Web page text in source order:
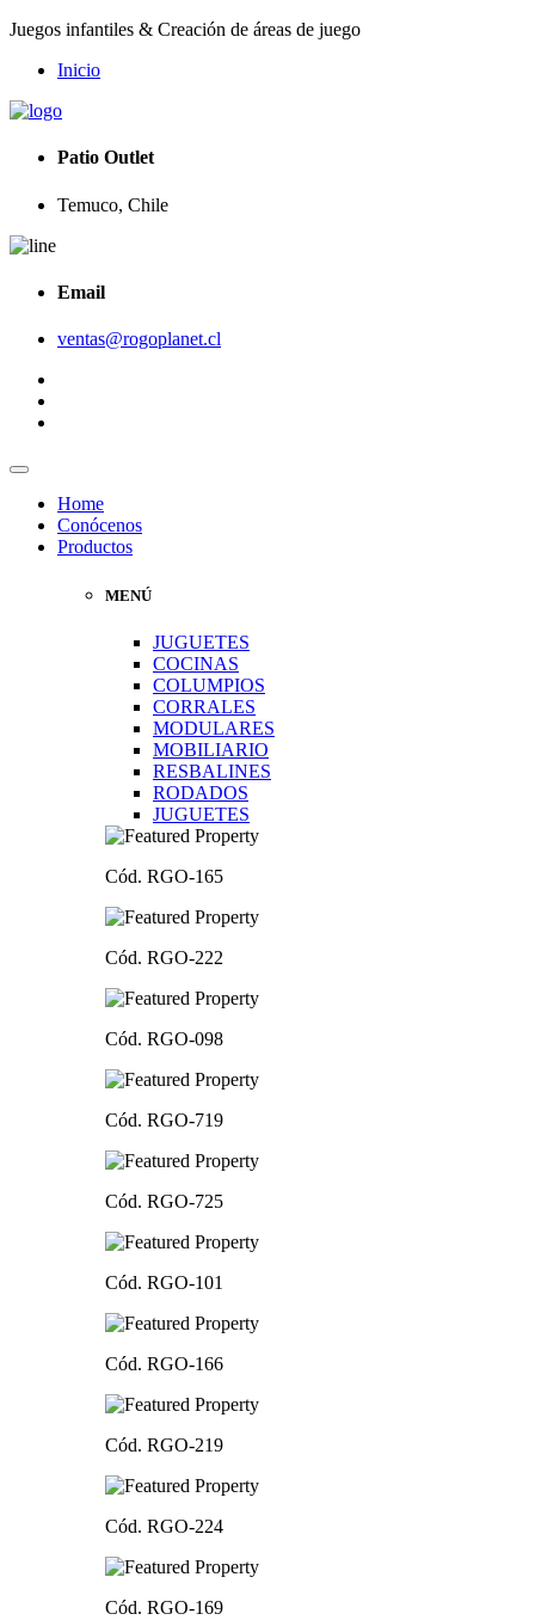
Juegos infantiles & Creación de áreas de juego
Inicio
Patio Outlet
Temuco, Chile
Email
ventas@rogoplanet.cl
Home
Conócenos
Productos
MENÚ
JUGUETES
COCINAS
COLUMPIOS
CORRALES
MODULARES
MOBILIARIO
RESBALINES
RODADOS
JUGUETES
Cód. RGO-165
Cód. RGO-222
Cód. RGO-098
Cód. RGO-719
Cód. RGO-725
Cód. RGO-101
Cód. RGO-166
Cód. RGO-219
Cód. RGO-224
Cód. RGO-169